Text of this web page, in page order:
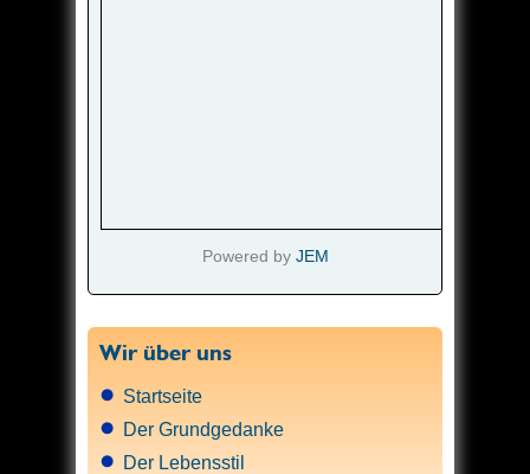
Powered by JEM
Wir über uns
Startseite
Der Grundgedanke
Der Lebensstil